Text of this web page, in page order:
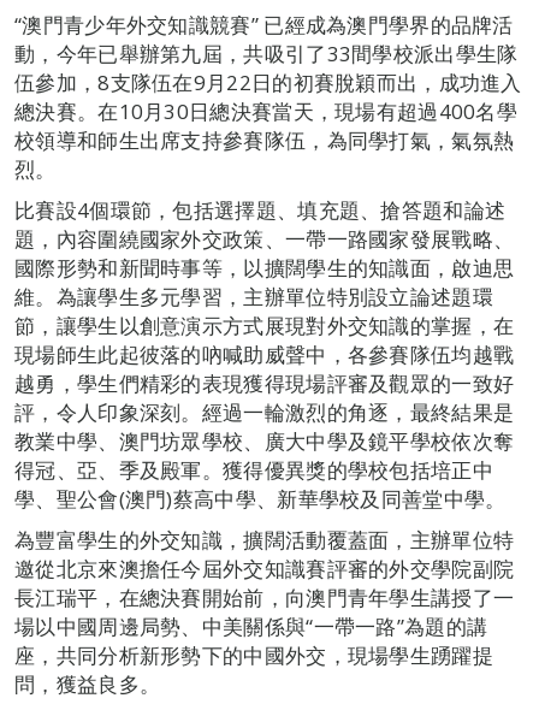
“澳門青少年外交知識競賽” 已經成為澳門學界的品牌活
動，今年已舉辦第九屆，共吸引了33間學校派出學生隊
伍參加，8支隊伍在9月22日的初賽脫穎而出，成功進入
總決賽。在10月30日總決賽當天，現場有超過400名學
校領導和師生出席支持參賽隊伍，為同學打氣，氣氛熱
烈。
比賽設4個環節，包括選擇題、填充題、搶答題和論述
題，內容圍繞國家外交政策、一帶一路國家發展戰略、
國際形勢和新聞時事等，以擴闊學生的知識面，啟迪思
維。為讓學生多元學習，主辦單位特別設立論述題環
節，讓學生以創意演示方式展現對外交知識的掌握，在
現場師生此起彼落的吶喊助威聲中，各參賽隊伍均越戰
越勇，學生們精彩的表現獲得現場評審及觀眾的一致好
評，令人印象深刻。經過一輪激烈的角逐，最終結果是
教業中學、澳門坊眾學校、廣大中學及鏡平學校依次奪
得冠、亞、季及殿軍。獲得優異獎的學校包括培正中
學、聖公會(澳門)蔡高中學、新華學校及同善堂中學。
為豐富學生的外交知識，擴闊活動覆蓋面，主辦單位特
邀從北京來澳擔任今屆外交知識賽評審的外交學院副院
長江瑞平，在總決賽開始前，向澳門青年學生講授了一
場以中國周邊局勢、中美關係與“一帶一路”為題的講
座，共同分析新形勢下的中國外交，現場學生踴躍提
問，獲益良多。